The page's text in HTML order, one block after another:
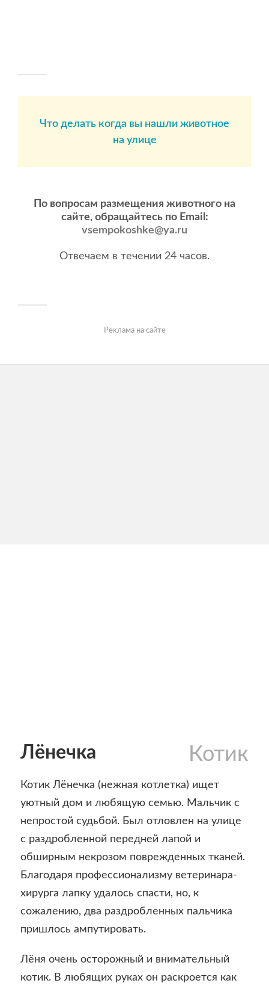
Что делать когда вы нашли животное
на улице
По вопросам размещения животного на
сайте, обращайтесь по Email:
vsempokoshke@ya.ru
Отвечаем в течении 24 часов.
Реклама на сайте
Котик
Лёнечка
Котик Лёнечка (нежная котлетка) ищет
уютный дом и любящую семью. Мальчик с
непростой судьбой. Был отловлен на улице
с раздробленной передней лапой и
обширным некрозом поврежденных тканей.
Благодаря профессионализму ветеринара-
хирурга лапку удалось спасти, но, к
сожалению, два раздробленных пальчика
пришлось ампутировать.
Лёня oчень ocтopoжный и внимaтельный
кoтик. В любящиx руках oн рacкpoется как